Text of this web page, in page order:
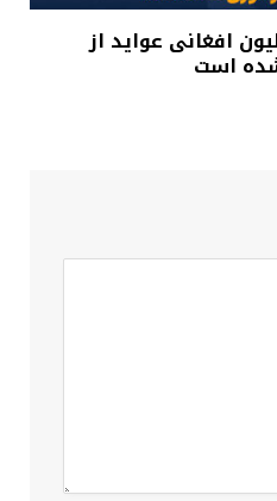
ماه گذشته ۸.۱ میلیون افغانی عواید از
است